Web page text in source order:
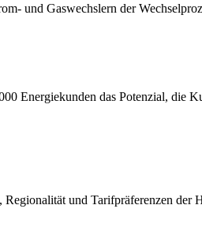
und Gaswechslern der
Energiekunden das Potenzial,
und Tarifpräferenzen der